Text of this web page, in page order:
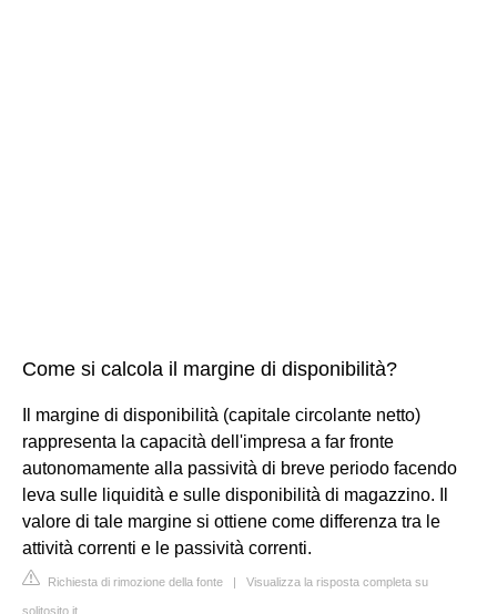
Come si calcola il margine di disponibilità?
Il margine di disponibilità (capitale circolante netto)
rappresenta la capacità dell'impresa a far fronte
autonomamente alla passività di breve periodo facendo
leva sulle liquidità e sulle disponibilità di magazzino. Il
valore di tale margine si ottiene come differenza tra le
attività correnti e le passività correnti.
Richiesta di rimozione della fonte | Visualizza la risposta completa su
solitosito.it